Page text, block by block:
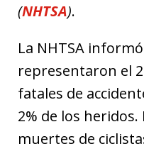
(NHTSA).
La NHTSA
representaron el
fatales de
2% de los heridos.
muertes de